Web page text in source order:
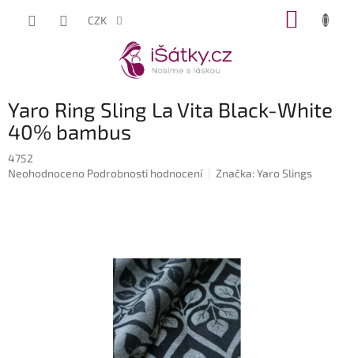
CZK
Yaro Ring Sling La Vita Black-White
40% bambus
4752
Průměrné
Neohodnoceno Podrobnosti hodnocení Značka:Yaro Slings